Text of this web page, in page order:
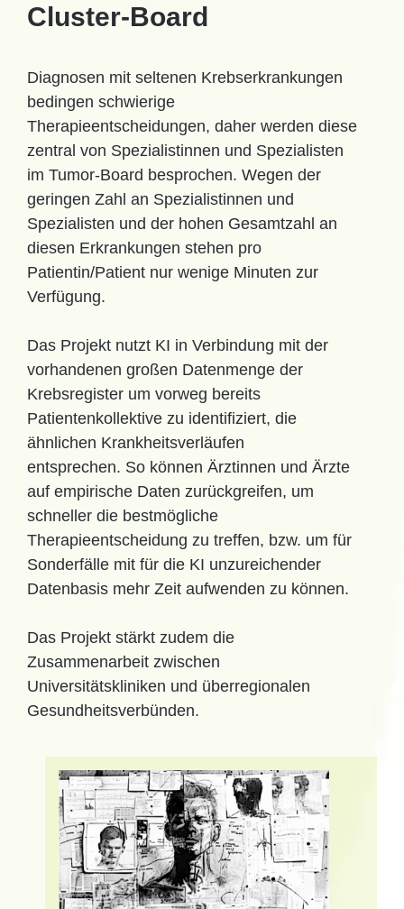
Cluster-Board
Diagnosen mit seltenen Krebserkrankungen
bedingen schwierige
Therapieentscheidungen, daher werden diese
zentral von Spezialistinnen und Spezialisten
im Tumor-Board besprochen. Wegen der
geringen Zahl an Spezialistinnen und
Spezialisten und der hohen Gesamtzahl an
diesen Erkrankungen stehen pro
Patientin/Patient nur wenige Minuten zur
Verfügung.
Das Projekt nutzt KI in Verbindung mit der
vorhandenen großen Datenmenge der
Krebsregister um vorweg bereits
Patientenkollektive zu identifiziert, die
ähnlichen Krankheitsverläufen
entsprechen. So können Ärztinnen und Ärzte
auf empirische Daten zurückgreifen, um
schneller die bestmögliche
Therapieentscheidung zu treffen, bzw. um für
Sonderfälle mit für die KI unzureichender
Datenbasis mehr Zeit aufwenden zu können.
Das Projekt stärkt zudem die
Zusammenarbeit zwischen
Universitätskliniken und überregionalen
Gesundheitsverbünden.